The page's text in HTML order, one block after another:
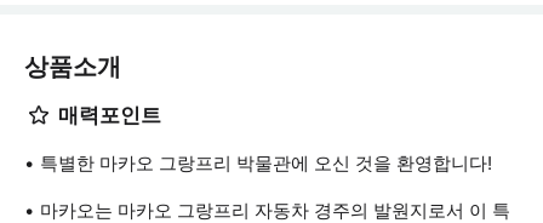
상품소개
매력포인트
특별한 마카오 그랑프리 박물관에 오신 것을 환영합니다!
마카오는 마카오 그랑프리 자동차 경주의 발원지로서 이 특